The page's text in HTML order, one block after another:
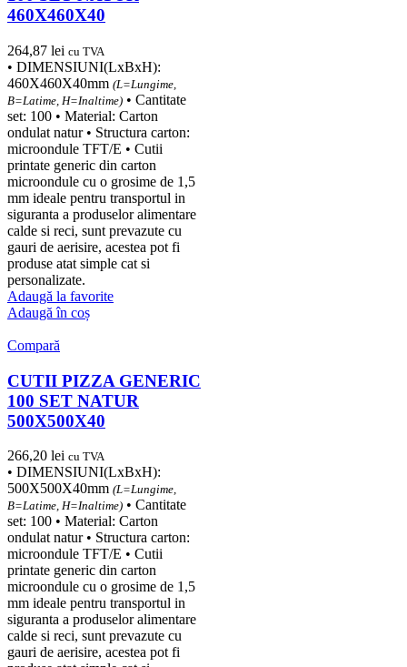
460X460X40
264,87 lei cu TVA
• DIMENSIUNI(LxBxH):
460X460X40mm (L=Lungime,
B=Latime, H=Inaltime) • Cantitate
set: 100 • Material: Carton
ondulat natur • Structura carton:
microondule TFT/E • Cutii
printate generic din carton
microondule cu o grosime de 1,5
mm ideale pentru transportul in
siguranta a produselor alimentare
calde si reci, sunt prevazute cu
gauri de aerisire, acestea pot fi
produse atat simple cat si
personalizate.
Adaugă la favorite
Adaugă în coș
Compară
CUTII PIZZA GENERIC
100 SET NATUR
500X500X40
266,20 lei cu TVA
• DIMENSIUNI(LxBxH):
500X500X40mm (L=Lungime,
B=Latime, H=Inaltime) • Cantitate
set: 100 • Material: Carton
ondulat natur • Structura carton:
microondule TFT/E • Cutii
printate generic din carton
microondule cu o grosime de 1,5
mm ideale pentru transportul in
siguranta a produselor alimentare
calde si reci, sunt prevazute cu
gauri de aerisire, acestea pot fi